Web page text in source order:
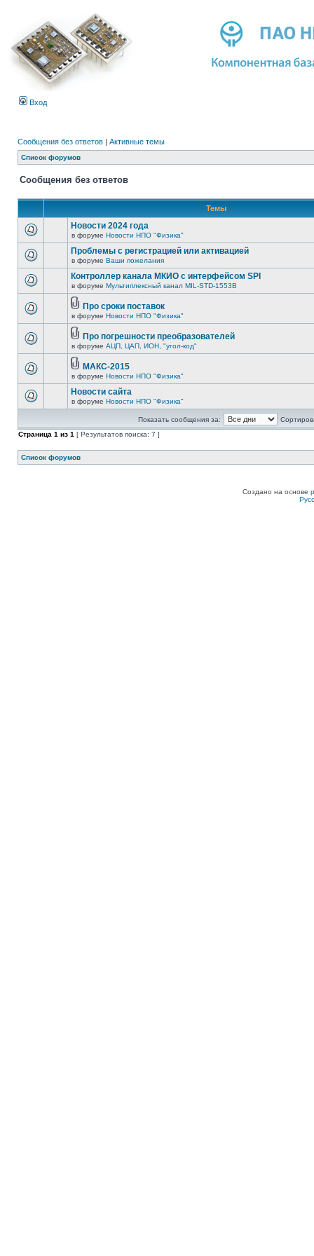
Вход
Сообщения без ответов | Активные темы
Список форумов
Сообщения без ответов
Темы
Новости 2024 года
в форуме Новости НПО "Физика"
Проблемы с регистрацией или активацией
в форуме Ваши пожелания
Контроллер канала МКИО с интерфейсом SPI
в форуме Мультиплексный канал MIL-STD-1553B
Про сроки поставок
в форуме Новости НПО "Физика"
Про погрешности преобразователей
в форуме АЦП, ЦАП, ИОН, "угол-код"
МАКС-2015
в форуме Новости НПО "Физика"
Новости сайта
в форуме Новости НПО "Физика"
Показать сообщения за:
Страница 1 из 1 [ Результатов поиска: 7 ]
Список форумов
Создано на основе